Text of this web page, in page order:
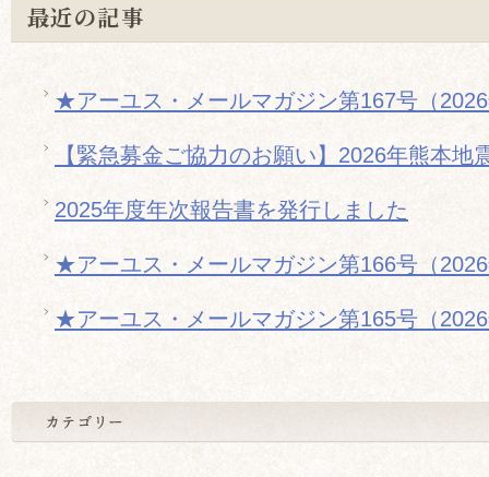
最近の記事
★アーユス・メールマガジン第167号（
【緊急募金ご協力のお願い】2026年熊本地
2025年度年次報告書を発行しました
★アーユス・メールマガジン第166号（
★アーユス・メールマガジン第165号（